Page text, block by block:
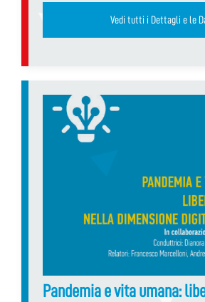
Vedi tutti i Dettagli e le
Pandemia e vita umana: